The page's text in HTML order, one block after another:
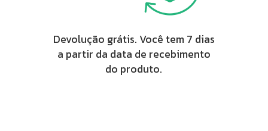
Devolução grátis. Você tem 7 dias
a partir da data de recebimento
do produto.